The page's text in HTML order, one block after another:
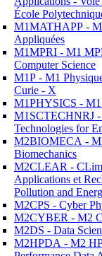
École
M1MATHAPP -
Appliquées
M1MPRI - M1
Computer Science
M1P - M1
Curie - X
M1PHYSICS - M1
M1SCTECHNRJ -
Technologies for
M2BIOMECA -
Biomechanics
M2CLEAR -
Applications et
Pollution and
M2CPS - Cyber
M2CYBER - M2
M2DS - Data
M2HPDA - M2